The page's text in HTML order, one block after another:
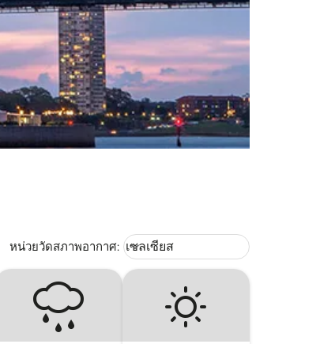
หน่วยวัดสภาพอากาศ: Weather unit option เซลเซียส
เซลเซียส
keyboard_arrow_down